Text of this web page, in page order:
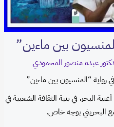
بين ماءين”
عبده منصور المحمودي
رواية “المنسيون بين ماءين”
البحر، في بنية الثقافة الشعبية في
البحريني بوجه خاص.